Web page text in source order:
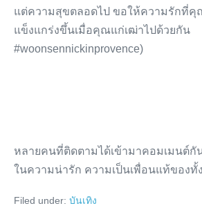
แต่ความสุขตลอดไป ขอให้ความรักที่
แข็งแกร่งขึ้นเมื่อคุณแก่เฒ่าไปด้วยกัน
#woonsennickinprovence)
หลายคนที่ติดตามได้เข้ามาคอมเมนต์
ในความน่ารัก ความเป็นเพื่อนแท้ของทั้
Filed under: บันเทิง